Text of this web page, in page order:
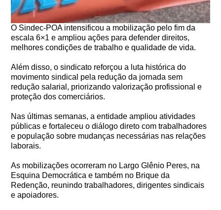
O Sindec-POA intensificou a mobilização pelo fim da
escala 6×1 e ampliou ações para defender direitos,
melhores condições de trabalho e qualidade de vida.
Além disso, o sindicato reforçou a luta histórica do
movimento sindical pela redução da jornada sem
redução salarial, priorizando valorização profissional e
proteção dos comerciários.
Nas últimas semanas, a entidade ampliou atividades
públicas e fortaleceu o diálogo direto com trabalhadores
e população sobre mudanças necessárias nas relações
laborais.
As mobilizações ocorreram no Largo Glênio Peres, na
Esquina Democrática e também no Brique da
Redenção, reunindo trabalhadores, dirigentes sindicais
e apoiadores.